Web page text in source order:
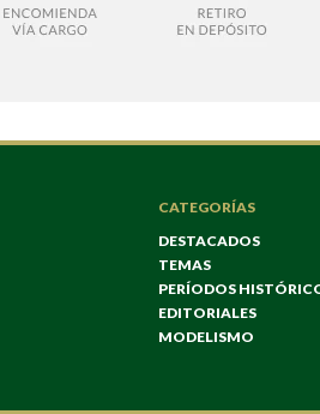
CATEGORÍAS
DESTACADOS
TEMAS
PERÍODOS
EDITORIALES
MODELISMO